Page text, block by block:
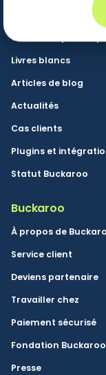
Base de
Communiqués de
Livres blancs
Articles de blog
Actualités
Cas clients
Plugins et
Statut Buckaroo
Buckaroo
À propos de
Service client
Deviens partenaire
Travailler chez
Paiement sécurisé
Fondation
Presse